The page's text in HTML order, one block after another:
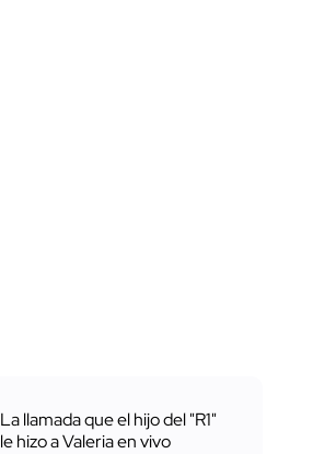
La llamada que el hijo del "R1"
le hizo a Valeria en vivo